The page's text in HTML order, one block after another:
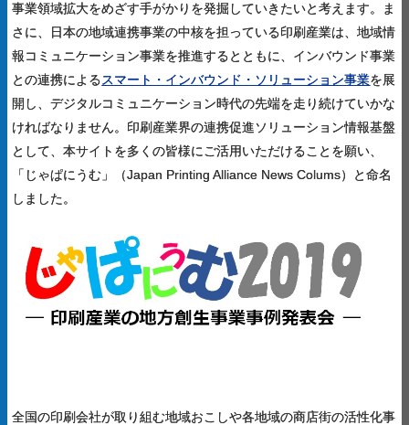
事業領域拡大をめざす手がかりを発掘していきたいと考えます。ま
さに、日本の地域連携事業の中核を担っている印刷産業は、地域情
報コミュニケーション事業を推進するとともに、インバウンド事業
との連携によるスマート・インバウンド・ソリューション事業を展
開し、デジタルコミュニケーション時代の先端を走り続けていかな
ければなりません。印刷産業界の連携促進ソリューション情報基盤
として、本サイトを多くの皆様にご活用いただけることを願い、
「じゃぱにうむ」（Japan Printing Alliance News Colums）と命名
しました。
全国の印刷会社が取り組む地域おこしや各地域の商店街の活性化事